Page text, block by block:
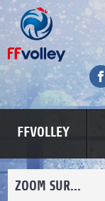
FFVOLLEY
ZOOM SUR...